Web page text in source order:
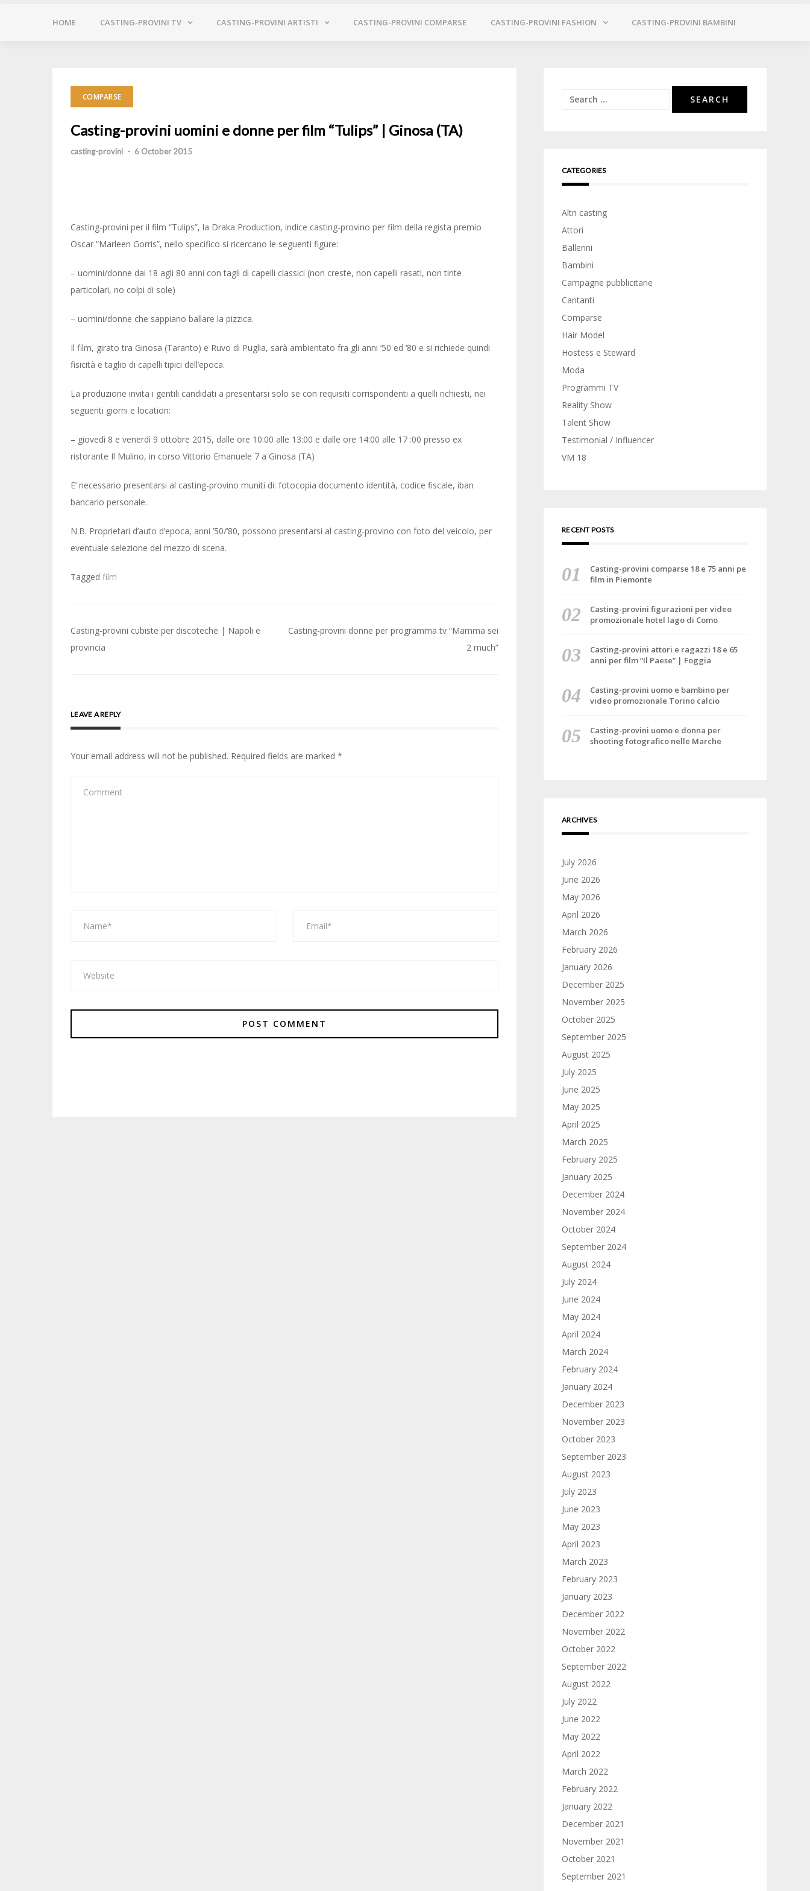
HOME CASTING-PROVINI TV CASTING-PROVINI ARTISTI CASTING-PROVINI COMPARSE CASTING-PROVINI FASHION CASTING-PROVINI BAMBINI
COMPARSE
Casting-provini uomini e donne per film “Tulips” | Ginosa (TA)
casting-provini - 6 October 2015
Casting-provini per il film “Tulips”, la Draka Production, indice casting-provino per film della regista premio
Oscar “Marleen Gorris”, nello specifico si ricercano le seguenti figure:
– uomini/donne dai 18 agli 80 anni con tagli di capelli classici (non creste, non capelli rasati, non tinte
particolari, no colpi di sole)
– uomini/donne che sappiano ballare la pizzica.
Il film, girato tra Ginosa (Taranto) e Ruvo di Puglia, sarà ambientato fra gli anni ‘50 ed ‘80 e si richiede quindi
fisicità e taglio di capelli tipici dell’epoca.
La produzione invita i gentili candidati a presentarsi solo se con requisiti corrispondenti a quelli richiesti, nei
seguenti giorni e location:
– giovedì 8 e venerdì 9 ottobre 2015, dalle ore 10:00 alle 13:00 e dalle ore 14:00 alle 17 :00 presso ex
ristorante Il Mulino, in corso Vittorio Emanuele 7 a Ginosa (TA)
E’ necessario presentarsi al casting-provino muniti di: fotocopia documento identità, codice fiscale, iban
bancario personale.
N.B. Proprietari d’auto d’epoca, anni ’50/’80, possono presentarsi al casting-provino con foto del veicolo, per
eventuale selezione del mezzo di scena.
Tagged film
Post
navigation
Casting-provini cubiste per discoteche | Napoli e
provincia
Casting-provini donne per programma tv “Mamma sei
2 much”
LEAVE A REPLY
Your email address will not be published. Required fields are marked *
Search
CATEGORIES
Altri casting
Attori
Ballerini
Bambini
Campagne pubblicitarie
Cantanti
Comparse
Hair Model
Hostess e Steward
Moda
Programmi TV
Reality Show
Talent Show
Testimonial / Influencer
VM 18
RECENT POSTS
Casting-provini comparse 18 e 75 anni pe
film in Piemonte
Casting-provini figurazioni per video
promozionale hotel lago di Como
Casting-provini attori e ragazzi 18 e 65
anni per film “Il Paese” | Foggia
Casting-provini uomo e bambino per
video promozionale Torino calcio
Casting-provini uomo e donna per
shooting fotografico nelle Marche
ARCHIVES
July 2026
June 2026
May 2026
April 2026
March 2026
February 2026
January 2026
December 2025
November 2025
October 2025
September 2025
August 2025
July 2025
June 2025
May 2025
April 2025
March 2025
February 2025
January 2025
December 2024
November 2024
October 2024
September 2024
August 2024
July 2024
June 2024
May 2024
April 2024
March 2024
February 2024
January 2024
December 2023
November 2023
October 2023
September 2023
August 2023
July 2023
June 2023
May 2023
April 2023
March 2023
February 2023
January 2023
December 2022
November 2022
October 2022
September 2022
August 2022
July 2022
June 2022
May 2022
April 2022
March 2022
February 2022
January 2022
December 2021
November 2021
October 2021
September 2021